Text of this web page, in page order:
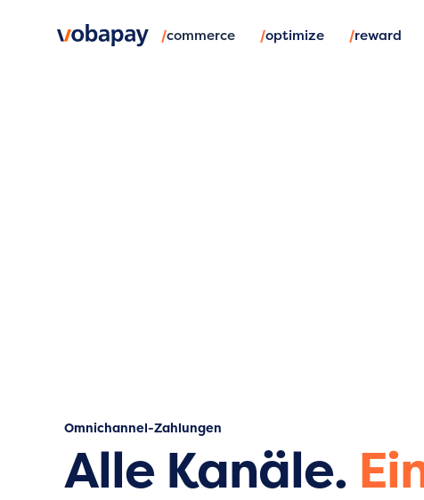
/commerce /optimize /reward
Omnichannel-Zahlungen
Alle Kanäle.